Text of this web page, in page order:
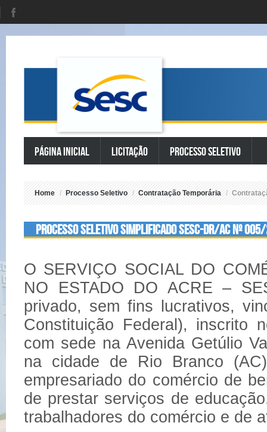
Página Inicial Licitação Processo Seletivo
Home / Processo Seletivo / Contratação Temporária /
PROCESSO SELETIVO SIMPLIFICADO SESC-DR/AC Nº
O SERVIÇO SOCIAL DO
NO ESTADO DO ACRE –
privado, sem fins lucrativos,
Constituição Federal), inscrito
com sede na Avenida Getúlio
na cidade de Rio Branco
empresariado do comércio de
de prestar serviços de
trabalhadores do comércio e de